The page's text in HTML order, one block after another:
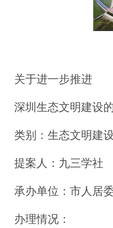
关于进一步推进
深圳生态文明建设
类别：生态文明建
提案人：九三学社
承办单位：市人居
办理情况：